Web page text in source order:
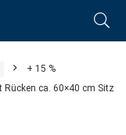
+ 15 %
ca. 60×40 cm Sitz